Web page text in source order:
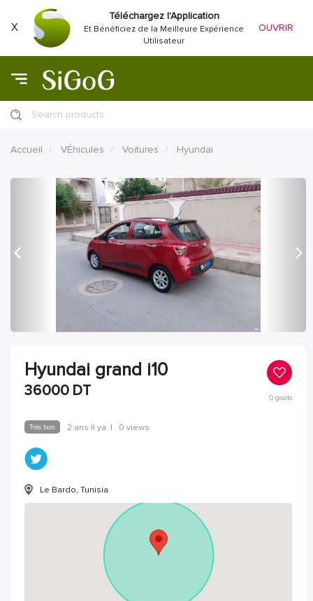
X
Téléchargez l'Application
Et Bénéficiez de la Meilleure Expérience
Utilisateur
OUVRIR
Search products
Accueil VÉhicules Voitures Hyundai
précédent
Hyundai grand i10
36000 DT 0goûts
Très bon 2 ans Il ya | 0 views
Le Bardo, Tunisia